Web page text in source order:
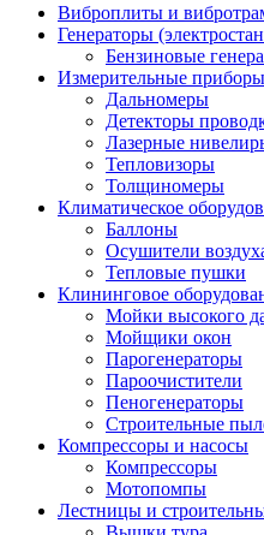
Виброплиты и
Генераторы
Бензиновые
Измерительные
Дальномеры
Детекторы
Лазерные
Тепловизоры
Толщиномеры
Климатическое
Баллоны
Осушители
Тепловые пушки
Клининговое
Мойки высокого
Мойщики окон
Парогенераторы
Пароочистители
Пеногенераторы
Строительные
Компрессоры и насосы
Компрессоры
Мотопомпы
Лестницы и